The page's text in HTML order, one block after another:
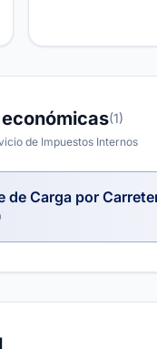
(1)
de Impuestos Internos
de Carga por